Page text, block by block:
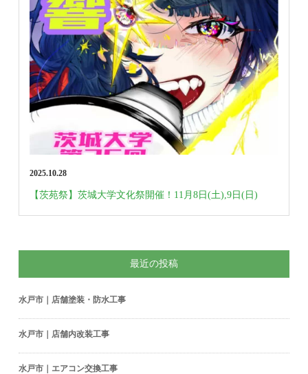
2025.10.28
【茨苑祭】茨城大学文化祭開催！11月8日(土),9日(日)
最近の投稿
水戸市｜店舗塗装・防水工事
水戸市｜店舗内改装工事
水戸市｜エアコン交換工事